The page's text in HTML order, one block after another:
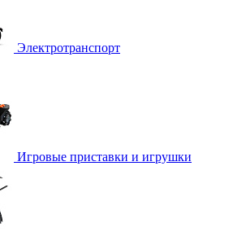
Электротранспорт
Игровые приставки и игрушки